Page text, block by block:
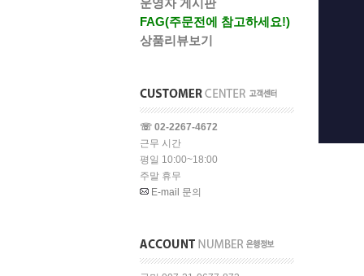
운영자 게시판
FAG(주문전에 참고하세요!)
상품리뷰보기
☏ 02-2267-4672
근무 시간
평일 10:00~18:00
주말 휴무
E-mail 문의